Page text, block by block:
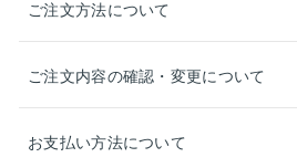
ご注文方法について
ご注文内容の確認・変更について
お支払い方法について